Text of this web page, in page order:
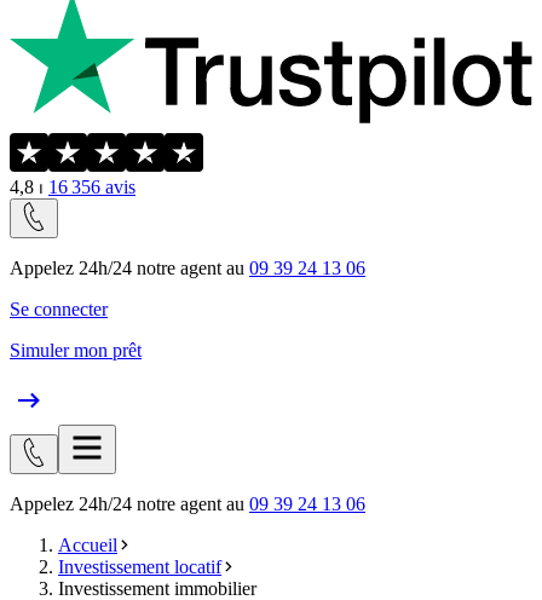
4,8 ⏐ 16 356 avis
Appelez 24h/24 notre agent au 09 39 24 13 06
Se connecter
Simuler mon prêt
Appelez 24h/24 notre agent au 09 39 24 13 06
Accueil
Investissement locatif
Investissement immobilier